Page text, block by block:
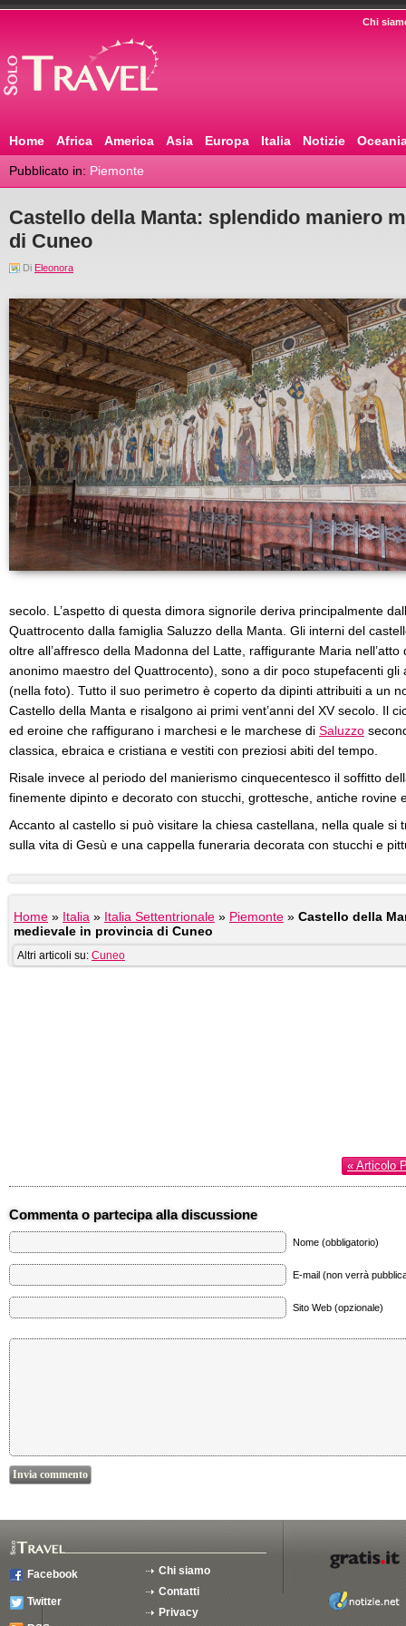
Chi
Home Africa America Asia Europa Italia Notizie
Pubblicato in: Piemonte
Castello della Manta: splendido maniero
di Cuneo
Di Eleonora
secolo. L’aspetto di questa dimora signorile deriva principalmente
Quattrocento dalla famiglia Saluzzo della Manta. Gli interni del
oltre all’affresco della Madonna del Latte, raffigurante Maria
anonimo maestro del Quattrocento), sono a dir poco stupefacenti gli
(nella foto). Tutto il suo perimetro è coperto da dipinti attribuiti a un
Castello della Manta e risalgono ai primi vent’anni del XV secolo. Il
ed eroine che raffigurano i marchesi e le marchese di Saluzzo
classica, ebraica e cristiana e vestiti con preziosi abiti del tempo.
Risale invece al periodo del manierismo cinquecentesco il soffitto
finemente dipinto e decorato con stucchi, grottesche, antiche rovine
Accanto al castello si può visitare la chiesa castellana, nella quale si
sulla vita di Gesù e una cappella funeraria decorata con stucchi e
Home » Italia » Italia Settentrionale » Piemonte » Castello della
medievale in provincia di Cuneo
Altri articoli su: Cuneo
« Articolo
Commenta o partecipa alla discussione
Nome (obbligatorio)
E-mail (non verrà
Sito Web (opzionale)
Facebook
Twitter
Chi siamo
Contatti
Privacy